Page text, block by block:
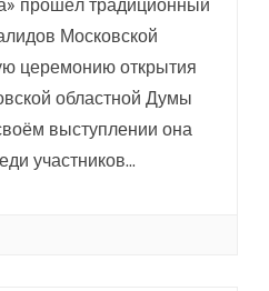
прошёл традиционный
Московской
церемонию открытия
областной Думы
выступлении она
участников…